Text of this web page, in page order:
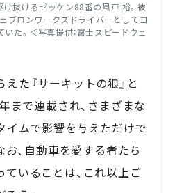
け抜けるゼッケン88番の風戸 裕。彼
ブロンワークスドライバーとしてヨ
た。＜写真提供：富士スピードウェ
た『サーキットの狼』と
まで連載され、さまざまな
イムで影響を与えただけで
、自動車を愛する者たち
いることは、これ以上ご